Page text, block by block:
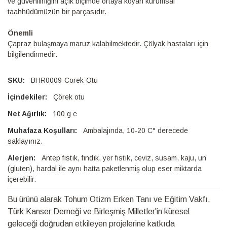
taahhüdümüzün bir parçasıdır.
Önemli
Çapraz bulaşmaya maruz kalabilmektedir. Çölyak hastaları için
bilgilendirmedir.
BHR0009-Corek-Otu
Çörek otu
100 g e
Ambalajında, 10-20 C° derecede
saklayınız.
Antep fıstık, fındık, yer fıstık, ceviz, susam, kaju, un
(gluten), hardal ile aynı hatta paketlenmiş olup eser miktarda
içerebilir.
Bu ürünü alarak Tohum Otizm Erken Tanı ve Eğitim Vakfı,
Türk Kanser Derneği ve Birleşmiş Milletler'in küresel
geleceği doğrudan etkileyen projelerine katkıda